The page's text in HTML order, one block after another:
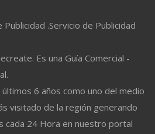
.Servicio de Publicidad
Es una Guía Comercial -
6 años como uno del medio
visitado de la región generando
cada 24 Hora en nuestro portal